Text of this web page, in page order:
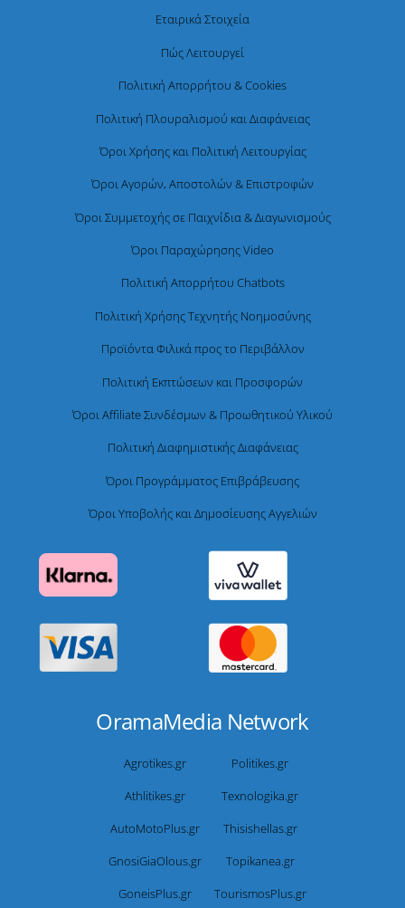
Εταιρικά Στοιχεία
Πώς Λειτουργεί
Πολιτική Απορρήτου & Cookies
Πολιτική Πλουραλισμού και Διαφάνειας
Όροι Χρήσης και Πολιτική Λειτουργίας
Όροι Αγορών, Αποστολών & Επιστροφών
Όροι Συμμετοχής σε Παιχνίδια & Διαγωνισμούς
Όροι Παραχώρησης Video
Πολιτική Απορρήτου Chatbots
Πολιτική Χρήσης Τεχνητής Νοημοσύνης
Προϊόντα Φιλικά προς το Περιβάλλον
Πολιτική Εκπτώσεων και Προσφορών
Όροι Affiliate Συνδέσμων & Προωθητικού Υλικού
Πολιτική Διαφημιστικής Διαφάνειας
Όροι Προγράμματος Επιβράβευσης
Όροι Υποβολής και Δημοσίευσης Αγγελιών
OramaMedia Network
Agrotikes.gr
Politikes.gr
Athlitikes.gr
Texnologika.gr
AutoMotoPlus.gr
Thisishellas.gr
GnosiGiaOlous.gr
Topikanea.gr
GoneisPlus.gr
TourismosPlus.gr